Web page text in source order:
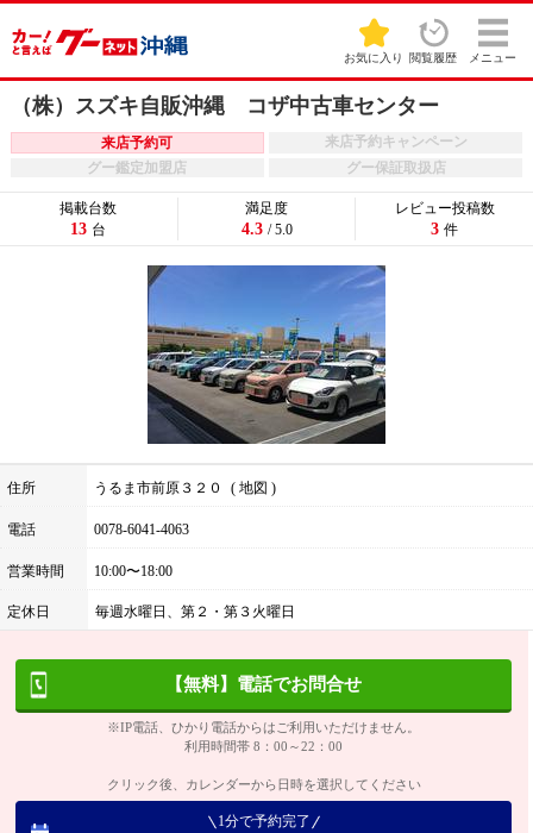
お気に入り 閲覧履歴 メニュー
（株）スズキ自販沖縄 コザ中古車センター
来店予約可
来店予約キャンペーン
グー鑑定加盟店
グー保証取扱店
住所 うるま市前原３２０ 地図
電話 0078-6041-4063
営業時間 10:00〜18:00
定休日 毎週水曜日、第２・第３火曜日
掲載台数
13 台
満足度
4.3 / 5.0
レビュー投稿数
3 件
【無料】電話でお問合せ
※IP電話、ひかり電話からはご利用いただけません。
利用時間帯 8：00～22：00
クリック後、カレンダーから日時を選択してください
1分で予約完了